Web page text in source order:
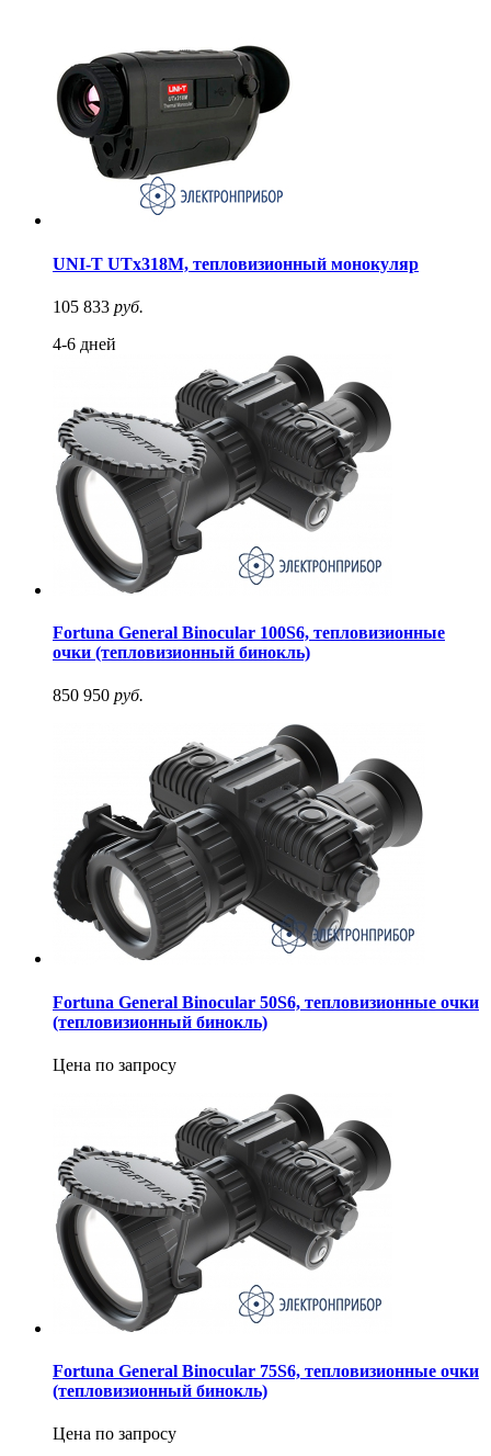
UNI-T UTx318M, тепловизионный монокуляр
105 833 руб.
4-6 дней
Fortuna General Binocular 100S6, тепловизионные
очки (тепловизионный бинокль)
850 950 руб.
Fortuna General Binocular 50S6, тепловизионные очки
(тепловизионный бинокль)
Цена по запросу
Fortuna General Binocular 75S6, тепловизионные очки
(тепловизионный бинокль)
Цена по запросу